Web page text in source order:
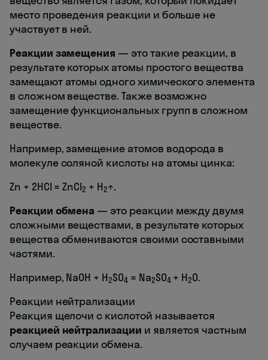
место проведения реакции и больше не
участвует в ней.
Реакции замещения — это такие реакции, в
результате которых атомы простого вещества
замещают атомы одного химического элемента
в сложном веществе. Также возможно
замещение функциональных групп в сложном
веществе.
Например, замещение атомов водорода в
молекуле соляной кислоты на атомы цинка:
Zn + 2HCl = ZnCl2 + H2↑.
Реакции обмена — это реакции между двумя
сложными веществами, в результате которых
вещества обмениваются своими составными
частями.
Например, NaOH + H2SO4 = Na2SO4 + H2O.
Реакции нейтрализации
Реакция щелочи с кислотой называется
реакцией нейтрализации и является частным
случаем реакции обмена.